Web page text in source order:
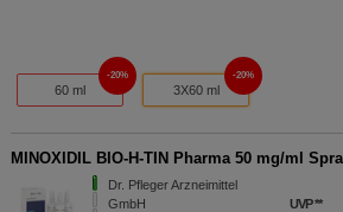
60 ml
20%
3X60 ml
20%
MINOXIDIL BIO-H-TIN Pharma 50 mg/ml
Dr. Pfleger Arzneimittel
GmbH
UVP**